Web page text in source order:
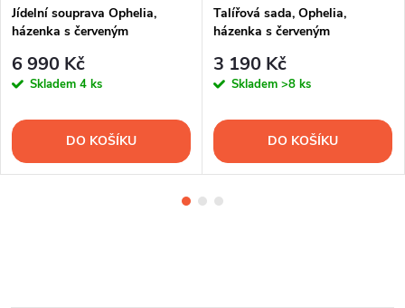
Jídelní souprava Ophelia,
házenka s červeným
porcelán, Thun RZ
6 990 Kč
Skladem 4 ks
DO KOŠÍKU
Talířová sada, Ophelia,
házenka s červeným
3 190 Kč
Skladem >8 ks
DO KOŠÍKU